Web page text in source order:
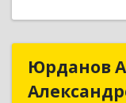
Юрданов